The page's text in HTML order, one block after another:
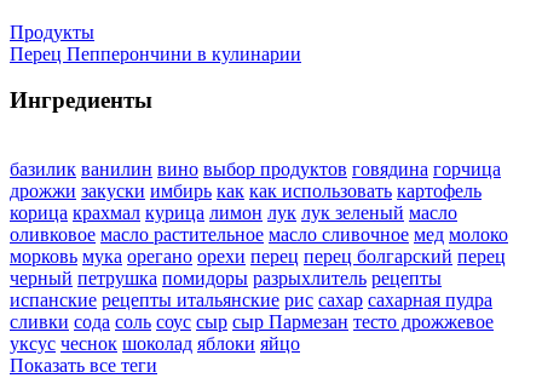
Продукты
Перец Пепперончини в кулинарии
Ингредиенты
базилик ванилин вино выбор продуктов говядина горчица
дрожжи закуски имбирь как как использовать картофель
корица крахмал курица лимон лук лук зеленый масло
оливковое масло растительное масло сливочное мед молоко
морковь мука орегано орехи перец перец болгарский перец
черный петрушка помидоры разрыхлитель рецепты
испанские рецепты итальянские рис сахар сахарная пудра
сливки сода соль соус сыр сыр Пармезан тесто дрожжевое
уксус чеснок шоколад яблоки яйцо
Показать все теги